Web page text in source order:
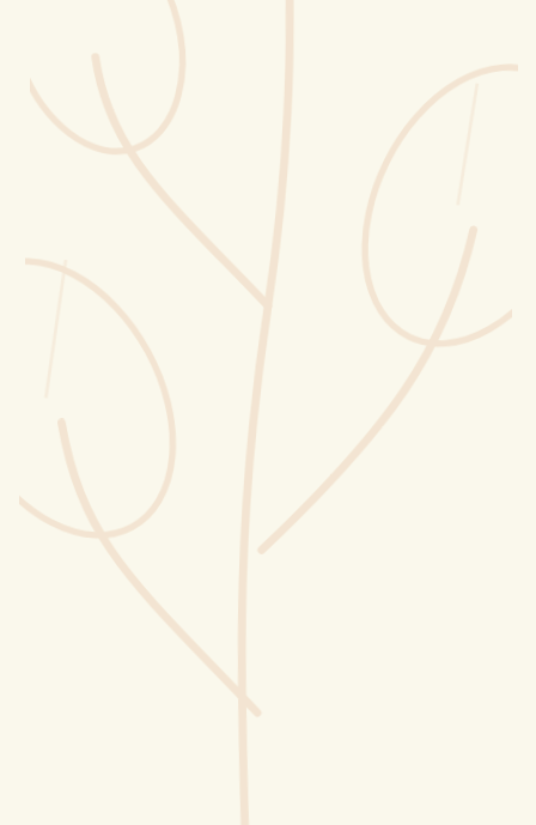
Phänologie-Radar
Vogelstimmen
Gartenplaner
Düngeberater
Challenges
Wusstest du?
Sammlungen
Selber machen
Glossar